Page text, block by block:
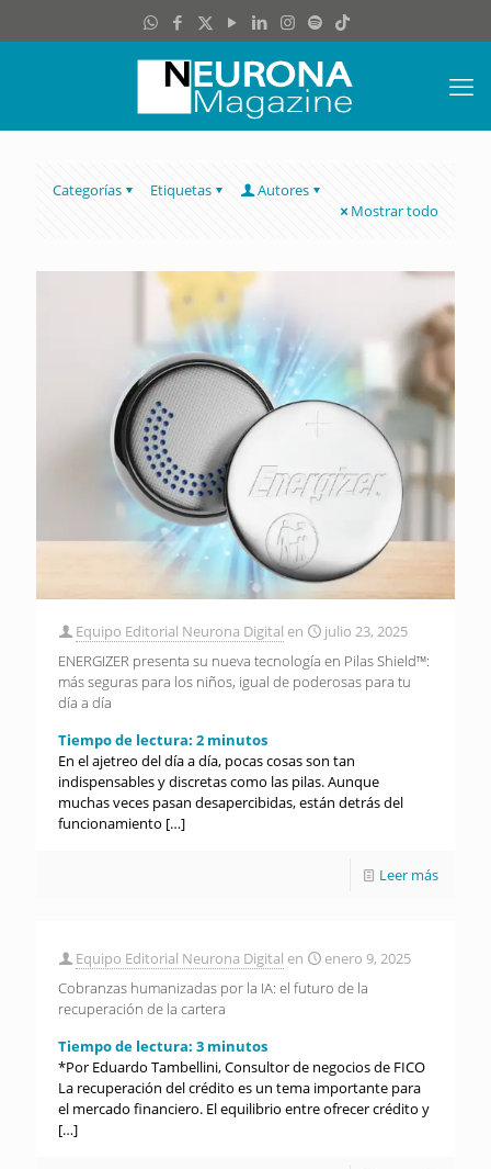
Categorías Etiquetas
Autores
Mostrar todo
Equipo Editorial Neurona Digital en
julio 23, 2025
ENERGIZER presenta su nueva tecnología en Pilas Shield™:
más seguras para los niños, igual de poderosas para tu
día a día
Tiempo de lectura: 2 minutos
En el ajetreo del día a día, pocas cosas son tan
indispensables y discretas como las pilas. Aunque
muchas veces pasan desapercibidas, están detrás del
funcionamiento […]
Leer más
Equipo Editorial Neurona Digital en
enero 9, 2025
Cobranzas humanizadas por la IA: el futuro de la
recuperación de la cartera
Tiempo de lectura: 3 minutos
*Por Eduardo Tambellini, Consultor de negocios de FICO
La recuperación del crédito es un tema importante para
el mercado financiero. El equilibrio entre ofrecer crédito y
[…]